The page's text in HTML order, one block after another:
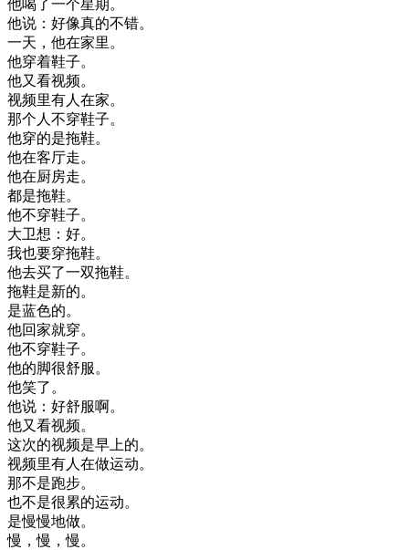
他喝了 一个星期。
他说 ： 好像真的不错。
一天 ， 他在家里。
他穿着鞋子。
他又看视频。
视频里有人在家。
那个人不穿鞋子。
他穿的是拖鞋。
他在客厅走。
他在厨房走。
都是拖鞋。
他不穿鞋子。
大卫想 ： 好。
我也要穿拖鞋。
他去买了一双拖鞋。
拖鞋是新的。
是蓝色的。
他回家就穿。
他不穿鞋子。
他的脚很舒服。
他笑了。
他说 ： 好舒服啊。
他又看视频。
这次的视频是早上的。
视频里有人在做运动。
那不是跑步。
也不是很累的运动。
是慢慢地做。
慢 ，慢 ，慢。